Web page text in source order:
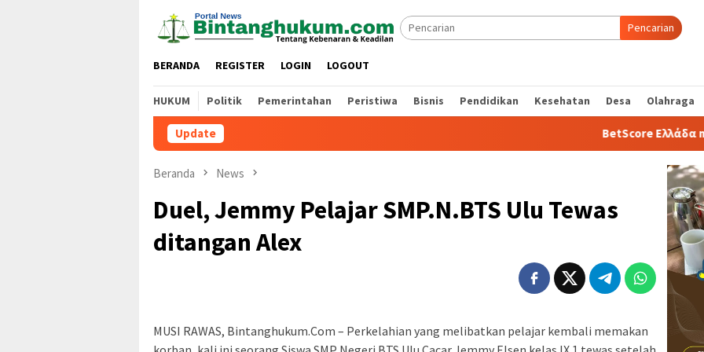
konten
Pencarian
BERANDA REGISTER LOGIN LOGOUT
HUKUM Politik Pemerintahan Peristiwa Bisnis Pendidikan Kesehatan Desa Olahraga
Update BetScore Ελλάδα mobile
Beranda News
Duel, Jemmy Pelajar SMP.N.BTS Ulu Tewas
ditangan Alex
MUSI RAWAS, Bintanghukum.Com – Perkelahian yang melibatkan pelajar kembali memakan